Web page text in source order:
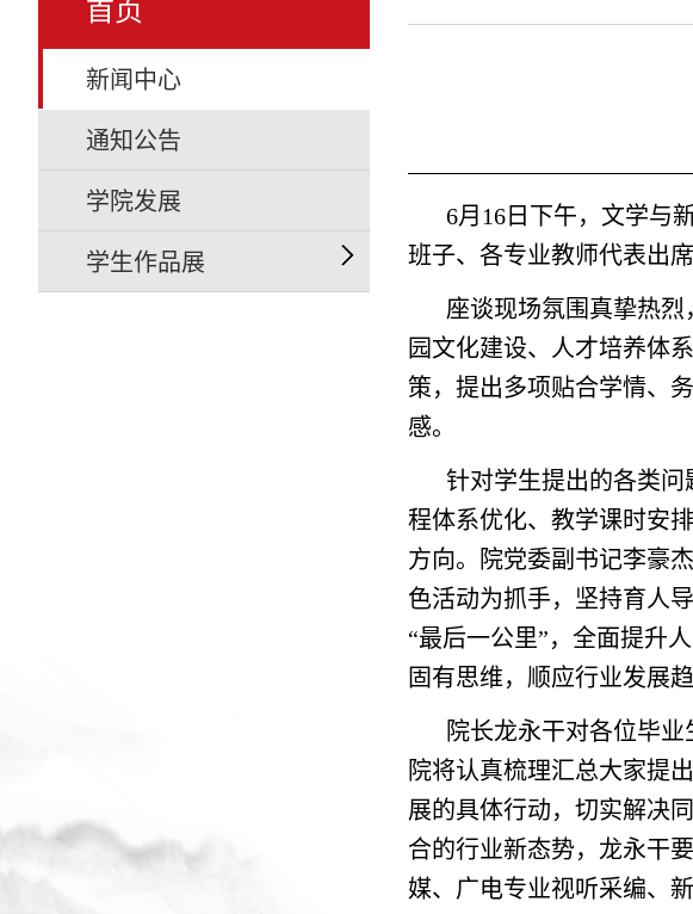
新闻中心
通知公告
学院发展
学生作品展
6月16日下午，文学与
班子、各专业教师代表出
座谈现场氛围真挚热
园文化建设、人才培养体
策，提出多项贴合学情、
感。
针对学生提出的各类
程体系优化、教学课时安
方向。院党委副书记李豪
色活动为抓手，坚持育人
“最后一公里”，全面提升
固有思维，顺应行业发展
院长龙永干对各位毕
院将认真梳理汇总大家提
展的具体行动，切实解决
合的行业新态势，龙永干
媒、广电专业视听采编、